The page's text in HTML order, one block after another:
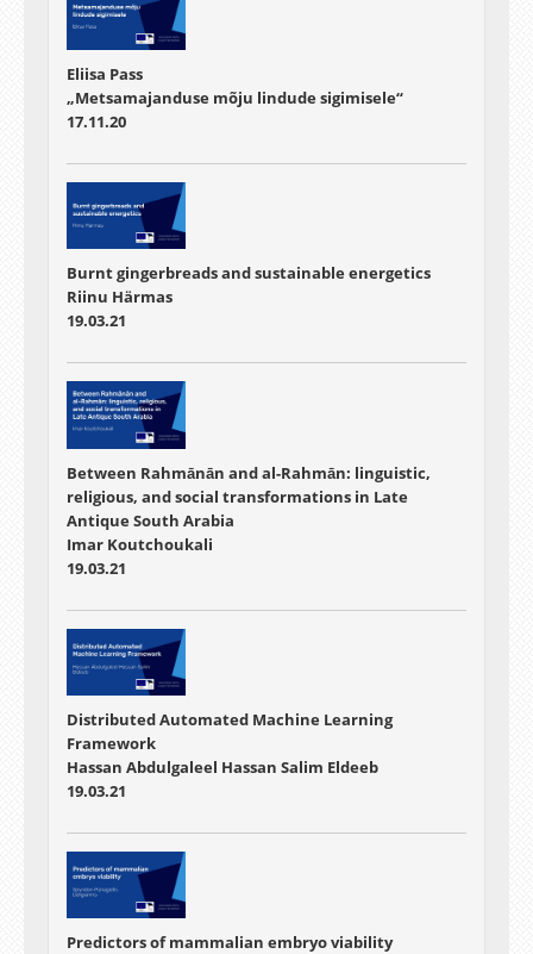
Eliisa Pass
„Metsamajanduse mõju lindude sigimisele“
17.11.20
Burnt gingerbreads and sustainable energetics
Riinu Härmas
19.03.21
Between Rahmānān and al-Rahmān: linguistic,
religious, and social transformations in Late
Antique South Arabia
Imar Koutchoukali
19.03.21
Distributed Automated Machine Learning
Framework
Hassan Abdulgaleel Hassan Salim Eldeeb
19.03.21
Predictors of mammalian embryo viability